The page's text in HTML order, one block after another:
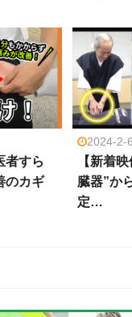
者すら
のカギ
2024-2-6
【新着
臓器”か
定…